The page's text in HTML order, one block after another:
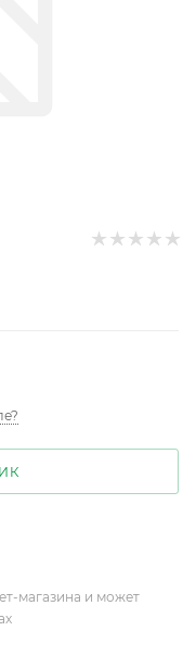
магазина и может